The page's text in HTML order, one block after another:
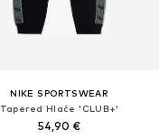
NIKE SPORTSWEAR
Tapered Hlače 'CLUB+'
54,90 €